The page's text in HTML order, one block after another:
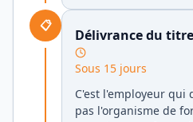
📋
Délivrance du
Sous 15 jours
C'est l'employeur
pas l'organisme de